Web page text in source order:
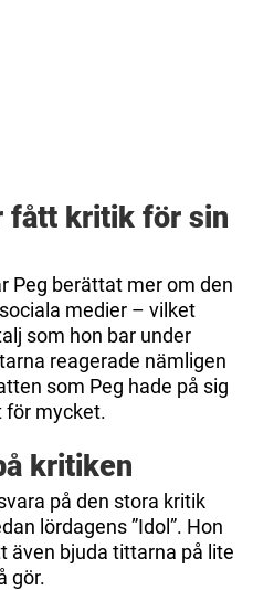
fått kritik för sin
Peg berättat mer om den
medier – vilket
som hon bar under
reagerade nämligen
som Peg hade på sig
för mycket.
kritiken
på den stora kritik
lördagens ”Idol”. Hon
även bjuda tittarna på lite
gör.